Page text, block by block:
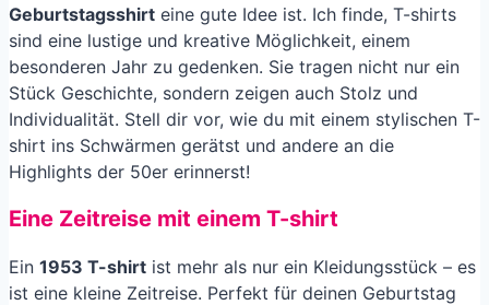
Geburtstagsshirt eine gute Idee ist. Ich finde, T-shirts
sind eine lustige und kreative Möglichkeit, einem
besonderen Jahr zu gedenken. Sie tragen nicht nur ein
Stück Geschichte, sondern zeigen auch Stolz und
Individualität. Stell dir vor, wie du mit einem stylischen T-
shirt ins Schwärmen gerätst und andere an die
Highlights der 50er erinnerst!
Eine Zeitreise mit einem T-shirt
Ein 1953 T-shirt ist mehr als nur ein Kleidungsstück – es
ist eine kleine Zeitreise. Perfekt für deinen Geburtstag